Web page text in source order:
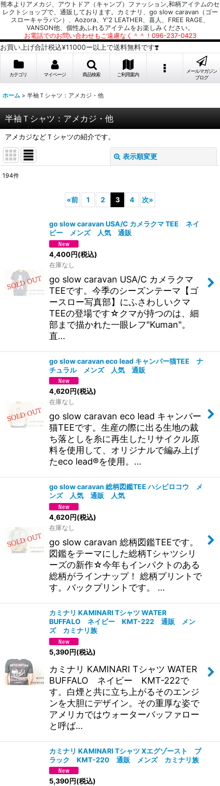
熊本よりアメカジ、アウトドア（キャンプ）ファッション,和柄アイテムのセ
レクトショップで、通販しております。カミナリ、go slow caravan（ゴー
スローキャラバン）、Aozora、Y'2 LEATHER、喜人、FREE RAGE、
VANSON他、個性あふれるアイテムをお楽しみください。
お電話でのお問い合わせもご遠慮なく＾＾！096-237-0423
お買い上げ合計税込¥11000ー以上で送料無料です❣️
カテゴリ マイページ 商品検索 ご利用案内
メールマガジン
ブログ
ホーム > 半袖Ｔシャツ：アメカジ・他
半袖Ｔシャツ：アメカジ・他
アメカジなどＴシャツの紹介です。
表示順変更
絞り込む
194件
«前 1 2 3 4 次»
go slow caravan USA/C カメラクマ TEE ネイ
ビー メンズ 人気 通販
4,400円(税込)
在庫なし
go slow caravan USA/C カメラクマ
TEEです。今季のシーズンテーマ【ゴ
ースロー写真部】にふさわしいクマ
TEEの登場です☆クマが持つのは、細
部まで描かれた一眼レフ"Kuman"。
直…
go slow caravan eco lead キャンパー猫TEE ナ
チュラル メンズ 人気 通販
4,620円(税込)
在庫なし
go slow caravan eco lead キャンパー
猫TEEです。生産の際に出る生地の裁
ち落としを糸に再生したリサイクル原
料を使用して、オリジナルで編み上げ
たeco lead®を使用。…
go slow caravan 総柄図鑑TEE ハシビロコウ メ
ンズ 人気 通販 人気
4,620円(税込)
在庫なし
go slow caravan 総柄図鑑TEEです。
図鑑をテーマにした総柄Tシャツシリ
ーズの新作☆今年もインパクトのある
総柄がラインナップ！ 総柄プリントで
す。バックプリントです。 …
カミナリ KAMINARI Tシャツ WATER
BUFFALO ネイビー KMT-222 通販 メン
ズ カミナリ族
5,390円(税込)
カミナリ KAMINARI Tシャツ WATER
BUFFALO ネイビー KMT-222で
す。白煙と共に立ち上がるそのエンジ
ンを大胆にデザイン。その重厚な姿で
アメリカではウォーターバッファロー
と呼ば…
カミナリ KAMINARI Tシャツ Xエグゾースト ブ
ラック KMT-220 通販 メンズ カミナリ族
5,390円(税込)